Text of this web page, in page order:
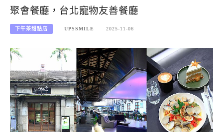
聚會餐廳，台北寵物友善餐廳
下午茶甜點店 UPSSMILE 2025-11-06